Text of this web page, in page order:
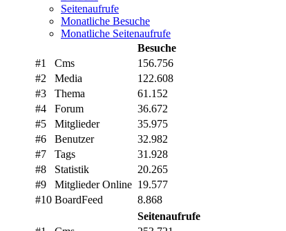
Seitenaufrufe
Monatliche Besuche
Monatliche Seitenaufrufe
Besuche
#1
Cms
156.756
#2
Media
122.608
#3
Thema
61.152
#4
Forum
36.672
#5
Mitglieder
35.975
#6
Benutzer
32.982
#7
Tags
31.928
#8
Statistik
20.265
#9
Mitglieder Online 19.577
#10 BoardFeed
8.868
Seitenaufrufe